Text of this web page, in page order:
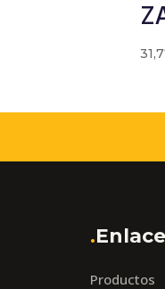
.
Productos